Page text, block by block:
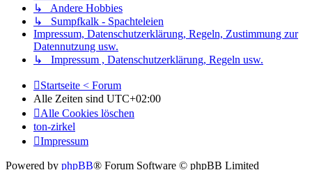
↳ Andere Hobbies
↳ Sumpfkalk - Spachteleien
Impressum, Datenschutzerklärung, Regeln, Zustimmung zur
Datennutzung usw.
↳ Impressum , Datenschutzerklärung, Regeln usw.
Startseite < Forum
Alle Zeiten sind UTC+02:00
Alle Cookies löschen
ton-zirkel
Impressum
Powered by phpBB® Forum Software © phpBB Limited